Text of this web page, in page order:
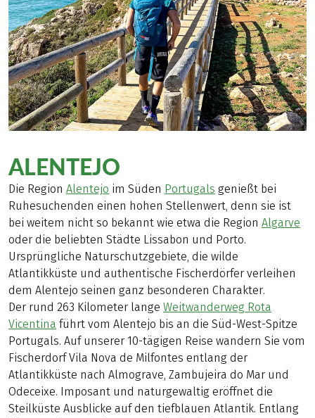
ALENTEJO
Die Region Alentejo im Süden Portugals genießt bei
Ruhesuchenden einen hohen Stellenwert, denn sie ist
bei weitem nicht so bekannt wie etwa die Region Algarve
oder die beliebten Städte Lissabon und Porto.
Ursprüngliche Naturschutzgebiete, die wilde
Atlantikküste und authentische Fischerdörfer verleihen
dem Alentejo seinen ganz besonderen Charakter.
Der rund 263 Kilometer lange Weitwanderweg Rota
Vicentina führt vom Alentejo bis an die Süd-West-Spitze
Portugals. Auf unserer 10-tägigen Reise wandern Sie vom
Fischerdorf Vila Nova de Milfontes entlang der
Atlantikküste nach Almograve, Zambujeira do Mar und
Odeceixe. Imposant und naturgewaltig eröffnet die
Steilküste Ausblicke auf den tiefblauen Atlantik. Entlang